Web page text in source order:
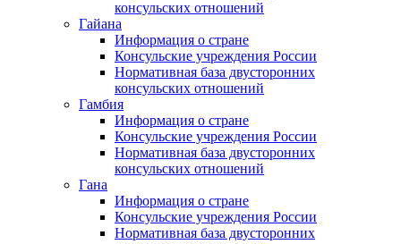
консульских отношений
Гайана
Информация о стране
Консульские учреждения России
Нормативная база двусторонних
консульских отношений
Гамбия
Информация о стране
Консульские учреждения России
Нормативная база двусторонних
консульских отношений
Гана
Информация о стране
Консульские учреждения России
Нормативная база двусторонних